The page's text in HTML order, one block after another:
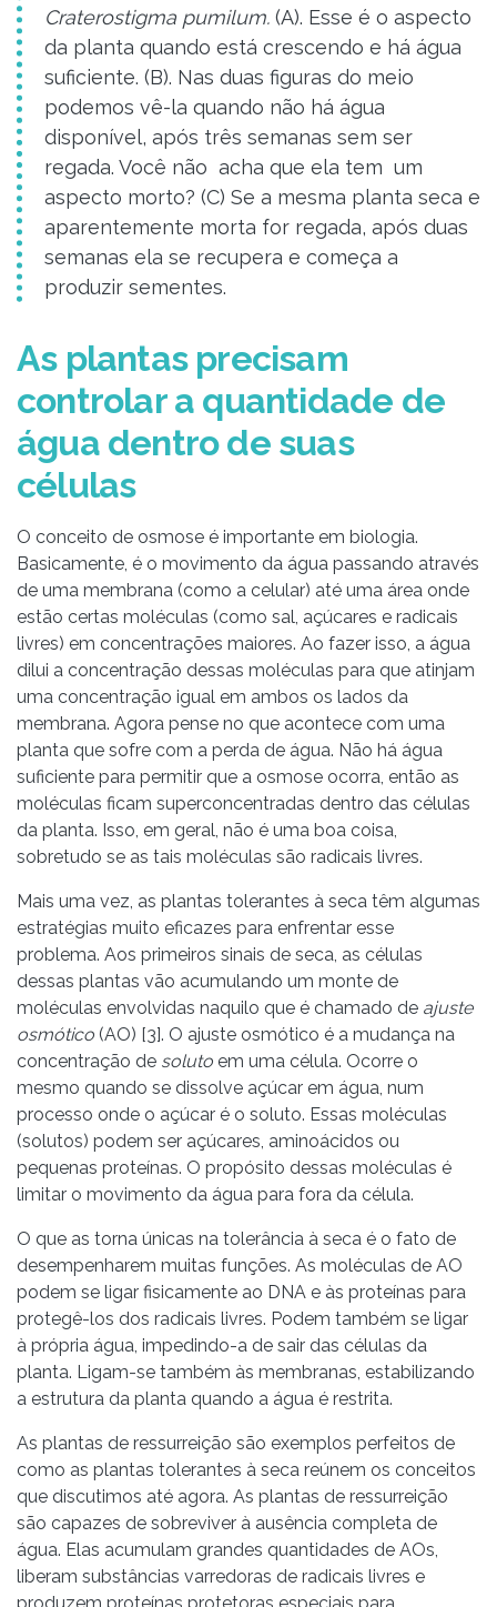
Craterostigma pumilum. (A). Esse é o aspecto
da planta quando está crescendo e há água
suficiente. (B). Nas duas figuras do meio
podemos vê-la quando não há água
disponível, após três semanas sem ser
regada. Você não acha que ela tem um
aspecto morto? (C) Se a mesma planta seca e
aparentemente morta for regada, após duas
semanas ela se recupera e começa a
produzir sementes.
As plantas precisam
controlar a quantidade de
água dentro de suas
células
O conceito de osmose é importante em biologia.
Basicamente, é o movimento da água passando através
de uma membrana (como a celular) até uma área onde
estão certas moléculas (como sal, açúcares e radicais
livres) em concentrações maiores. Ao fazer isso, a água
dilui a concentração dessas moléculas para que atinjam
uma concentração igual em ambos os lados da
membrana. Agora pense no que acontece com uma
planta que sofre com a perda de água. Não há água
suficiente para permitir que a osmose ocorra, então as
moléculas ficam superconcentradas dentro das células
da planta. Isso, em geral, não é uma boa coisa,
sobretudo se as tais moléculas são radicais livres.
Mais uma vez, as plantas tolerantes à seca têm algumas
estratégias muito eficazes para enfrentar esse
problema. Aos primeiros sinais de seca, as células
dessas plantas vão acumulando um monte de
moléculas envolvidas naquilo que é chamado de ajuste
osmótico (AO) [3]. O ajuste osmótico é a mudança na
concentração de soluto em uma célula. Ocorre o
mesmo quando se dissolve açúcar em água, num
processo onde o açúcar é o soluto. Essas moléculas
(solutos) podem ser açúcares, aminoácidos ou
pequenas proteínas. O propósito dessas moléculas é
limitar o movimento da água para fora da célula.
O que as torna únicas na tolerância à seca é o fato de
desempenharem muitas funções. As moléculas de AO
podem se ligar fisicamente ao DNA e às proteínas para
protegê-los dos radicais livres. Podem também se ligar
à própria água, impedindo-a de sair das células da
planta. Ligam-se também às membranas, estabilizando
a estrutura da planta quando a água é restrita.
As plantas de ressurreição são exemplos perfeitos de
como as plantas tolerantes à seca reúnem os conceitos
que discutimos até agora. As plantas de ressurreição
são capazes de sobreviver à ausência completa de
água. Elas acumulam grandes quantidades de AOs,
liberam substâncias varredoras de radicais livres e
produzem proteínas protetoras especiais para